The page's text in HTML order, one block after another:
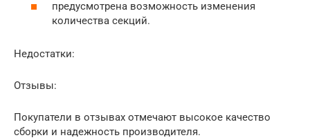
предусмотрена возможность изменения
количества секций.
Недостатки:
Отзывы:
Покупатели в отзывах отмечают высокое качество
сборки и надежность производителя.